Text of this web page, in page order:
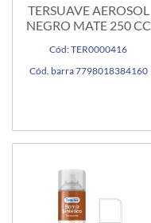
TERSUAVE AEROSOL
NEGRO MATE 250 CC
Cód: TER0000416
Cód. barra 7798018384160